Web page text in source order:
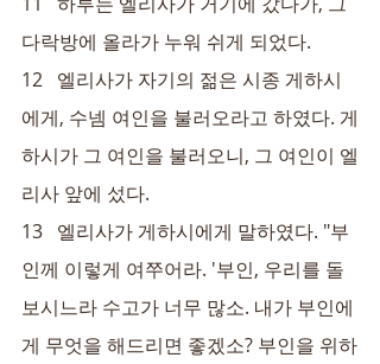
다락방에 올라가 누워 쉬게 되었다.
12   엘리사가 자기의 젊은 시종 게하시
에게, 수넴 여인을 불러오라고 하였다. 게
하시가 그 여인을 불러오니, 그 여인이 엘
리사 앞에 섰다.
13   엘리사가 게하시에게 말하였다. "부
인께 이렇게 여쭈어라. '부인, 우리를 돌
보시느라 수고가 너무 많소. 내가 부인에
게 무엇을 해드리면 좋겠소? 부인을 위하